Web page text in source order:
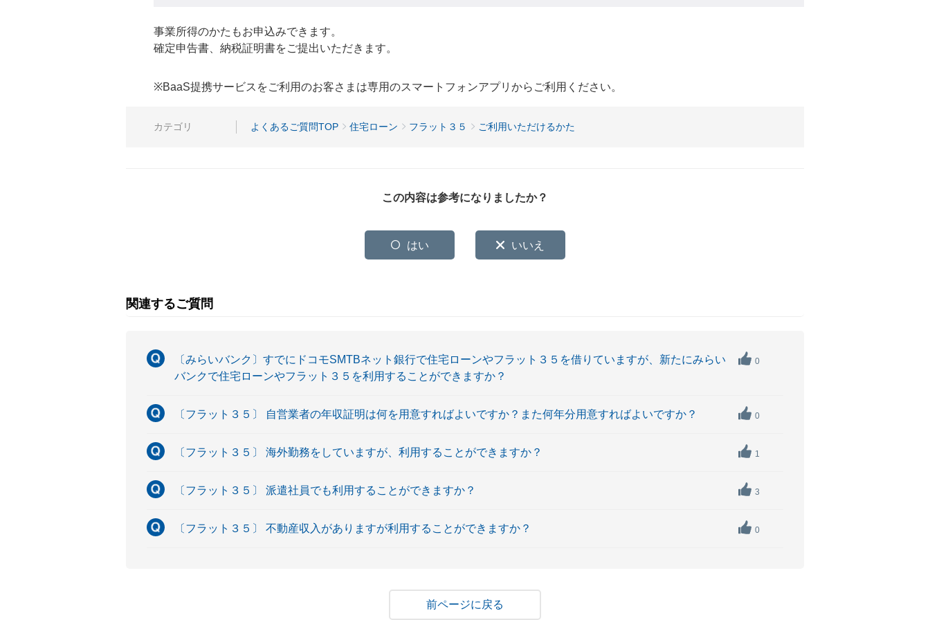
事業所得のかたもお申込みできます。
確定申告書、納税証明書をご提出いただきます。
※BaaS提携サービスをご利用のお客さまは専用のスマートフォンアプリからご利用ください。
カテゴリ よくあるご質問TOP 住宅ローン フラット３５ ご利用いただけるかた
この内容は参考になりましたか？
はい いいえ
関連するご質問
〔みらいバンク〕すでにドコモSMTBネット銀行で住宅ローンやフラット３５を借りていますが、新たにみらい
バンクで住宅ローンやフラット３５を利用することができますか？
0
〔フラット３５〕 自営業者の年収証明は何を用意すればよいですか？また何年分用意すればよいですか？ 0
〔フラット３５〕 海外勤務をしていますが、利用することができますか？ 1
〔フラット３５〕 派遣社員でも利用することができますか？ 3
〔フラット３５〕 不動産収入がありますが利用することができますか？ 0
戻る